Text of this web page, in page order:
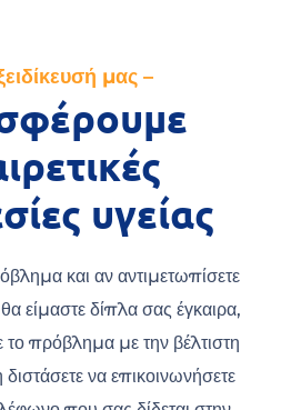
μας –
υγείας
και αν αντιμετωπίσετε
είμαστε δίπλα σας έγκαιρα,
πρόβλημα με την βέλτιστη
να επικοινωνήσετε